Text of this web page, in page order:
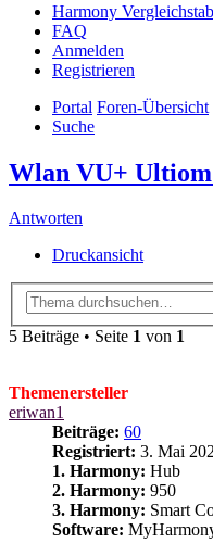
Harmony
FAQ
Anmelden
Registrieren
Portal Foren-Übersicht
Suche
Wlan VU+
Antworten
Druckansicht
5 Beiträge • Seite 1 von 1
Themenersteller
eriwan1
Beiträge: 60
Registriert: 3. Mai
1. Harmony: Hub
2. Harmony: 950
3. Harmony: Smart
Software: